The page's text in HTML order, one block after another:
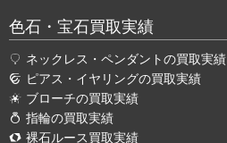
色石・宝石買取実績
ネックレス・ペンダントの買取実績
ピアス・イヤリングの買取実績
ブローチの買取実績
指輪の買取実績
裸石ルース買取実績